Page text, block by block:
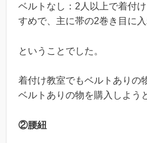
ベルトなし：2人以上で着付
すめで、主に帯の2巻き目に
ということでした。
着付け教室でもベルトありの
ベルトありの物を購入しよう
②腰紐